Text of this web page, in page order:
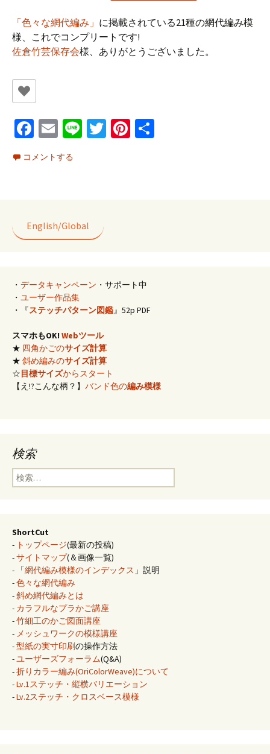
「色々な網代編み」 に掲載されている21種の網代編み模
様、これでコンプリートです!
佐倉竹芸保存会様、ありがとうございました。
Fa
ce
b
k
E
m
ai
Li T
Pi
コメントする
English/Global
・ データキャンペーン ・サポート中
・ ユーザー作品集
・『ステッチパターン図鑑』52p PDF
スマホもOK! Webツール
★ 四角かごのサイズ計算
★ 斜め編みのサイズ計算
☆目標サイズからスタート
【え!?こんな柄？】 バンド色の編み模様
検索
検
索:
ShortCut
- トップページ(最新の投稿)
-サイトマップ(＆画像一覧)
- 「網代編み模様のインデックス 」説明
-色々な網代編み
-斜め網代編みとは
- カラフルなプラかご講座
-竹細工のかご図面講座
- メッシュワークの模様講座
-型紙の実寸印刷の操作方法
-ユーザーズフォーラム(Q&A)
-折りカラー編み(OriColorWeave)について
-Lv.1ステッチ・縦横バリエーション
-Lv.2ステッチ・クロスベース模様